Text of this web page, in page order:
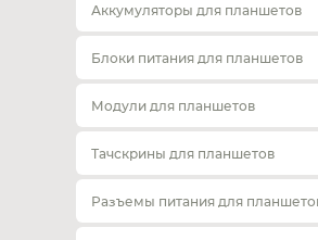
Аккумуляторы для планшетов
Блоки питания для планшетов
Модули для планшетов
Тачскрины для планшетов
Разъемы питания для